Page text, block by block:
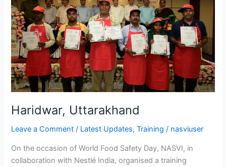
Haridwar, Uttarakhand
Leave a Comment / Latest Updates,Training / nasviuser
On the occasion of World Food Safety Day, NASVI, in
collaboration with Nestlé India, organised a training